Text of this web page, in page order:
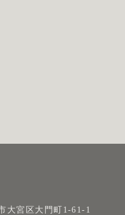
大宮区大門町1-61-1